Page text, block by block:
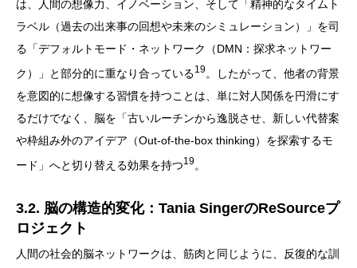
は、人間の想像力、イノベーション、そして「精神的なタイムト
ラベル（過去の出来事の回想や未来のシミュレーション）」を司
る「デフォルトモード・ネットワーク（DMN：探求ネットワー
ク）」と部分的に重なり合っている19。したがって、他者の背景
を意図的に想像する習慣を持つことは、単に対人関係を円滑にす
るだけでなく、脳を「古いルーチンから逸脱させ、新しい代替案
や枠組み外のアイデア（Out-of-the-box thinking）を探索するモ
ード」へと切り替える効果を持つ19。
3.2. 脳の構造的変化：Tania SingerのReSourceプ
ロジェクト
人間の社会的脳ネットワークは、筋肉と同じように、反復的な訓